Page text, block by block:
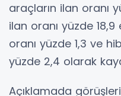
araçların ilan oranı
ilan oranı yüzde
oranı yüzde 1,3 ve
yüzde 2,4 olarak
Açıklamada